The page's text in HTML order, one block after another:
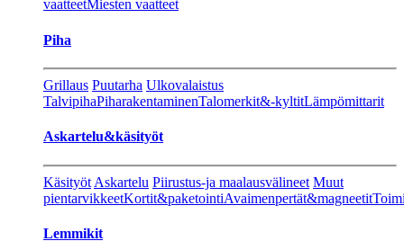
vaatteetMiesten vaatteet
Piha
Grillaus Puutarha Ulkovalaistus
TalvipihaPiharakentaminenTalomerkit&-kyltitLämpömittarit
Askartelu&käsityöt
Käsityöt Askartelu Piirustus-ja maalausvälineet Muut
pientarvikkeetKortit&paketointiAvaimenpertät&magneetit
Lemmikit